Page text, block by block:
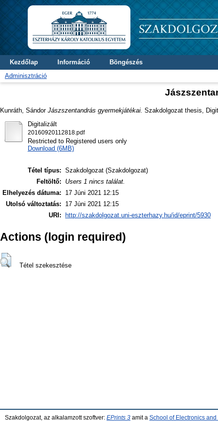
Kezdőlap Információ
Böngészés
Adminisztráció
Kunráth, Sándor Jászszentandrás gyermekjátékai. Szakdolgozat thesis,
Digitalizált
20160920112818.pdf
Restricted to Registered users only
Download (6MB)
Tétel típus: Szakdolgozat (Szakdolgozat)
Feltöltő:
Users 1 nincs találat.
Elhelyezés dátuma:
17 Júni 2021 12:15
Utolsó változtatás:
17 Júni 2021 12:15
URI:
http://szakdolgozat.uni-eszterhazy.hu/id/eprint/5930
Actions (login required)
Tétel szekesztése
Szakdolgozat, az alkalamzott szoftver: EPrints 3 amit a School of Electronics